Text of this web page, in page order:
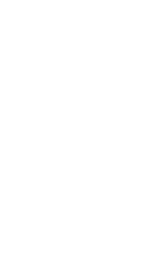
RAW: Je'Von Evans
e exige combate